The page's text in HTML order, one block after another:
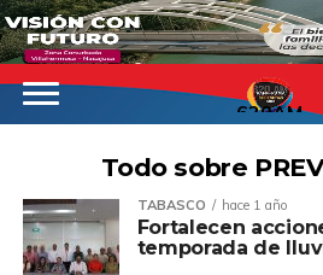
620AM
Todo sobre
TABASCO hace 1 año
Fortalecen
temporada de